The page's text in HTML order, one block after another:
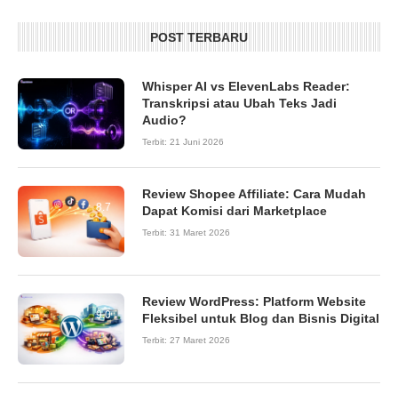
POST TERBARU
Whisper AI vs ElevenLabs Reader:
Transkripsi atau Ubah Teks Jadi
Audio?
Terbit: 21 Juni 2026
8.7
Review Shopee Affiliate: Cara Mudah
Dapat Komisi dari Marketplace
Terbit: 31 Maret 2026
9.0
Review WordPress: Platform Website
Fleksibel untuk Blog dan Bisnis Digital
Terbit: 27 Maret 2026